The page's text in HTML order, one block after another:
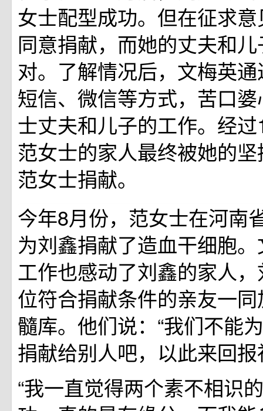
女士配型成功。但在征求
同意捐献，而她的丈夫和
对。了解情况后，文梅英
短信、微信等方式，苦口
士丈夫和儿子的工作。经
范女士的家人最终被她的
范女士捐献。
今年8月份，范女士在河南
为刘鑫捐献了造血干细胞
工作也感动了刘鑫的家人
位符合捐献条件的亲友一
髓库。他们说：“我们不能
捐献给别人吧，以此来回报
“我一直觉得两个素不相识